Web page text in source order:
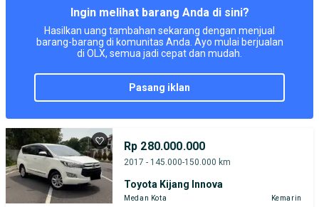
Ingin melihat barang Anda di sini?
Hasilkan uang tambahan sekarang dengan menjual
barang-barang di komunitas Anda. Ayo mulai berjualan
di OLX, semua jadi cepat dan mudah.
pasang iklan
Rp 280.000.000
2017 - 145.000-150.000 km
Toyota Kijang Innova
Medan Kota Kemarin